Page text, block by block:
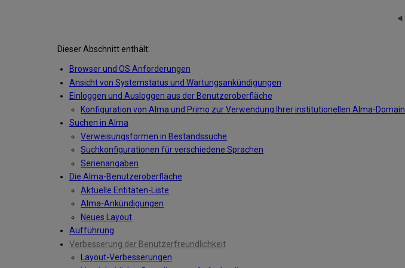
Dieser Abschnitt enthält:
Browser und OS Anforderungen
Ansicht von Systemstatus und Wartungsankündigungen
Einloggen und Ausloggen aus der Benutzeroberfläche
Konfiguration von Alma und Primo zur Verwendung Ihrer institutionellen Alma-Domain
Suchen in Alma
Verweisungsformen in Bestandssuche
Suchkonfigurationen für verschiedene Sprachen
Serienangaben
Die Alma-Benutzeroberfläche
Aktuelle Entitäten-Liste
Alma-Ankündigungen
Neues Layout
Aufführung
Verbesserung der Benutzerfreundlichkeit
Layout-Verbesserungen